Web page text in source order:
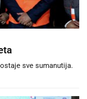
sve sumanutija.